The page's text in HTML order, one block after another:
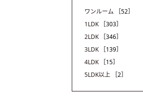
ワンルーム
［52］
1LDK
［303］
2LDK
［346］
3LDK
［139］
4LDK
［15］
5LDK以上
［2］